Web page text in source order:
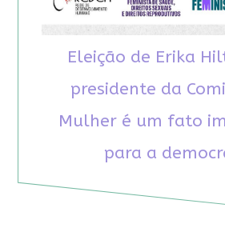
Eleição de Erika
presidente da
Mulher é um fato
para a